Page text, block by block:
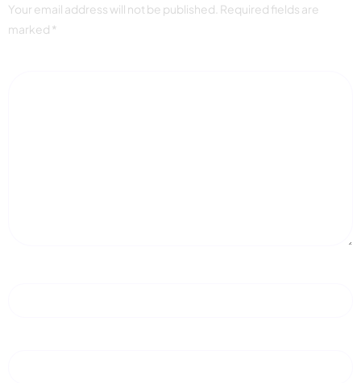
Your email address will not be published. Required fields are
marked *